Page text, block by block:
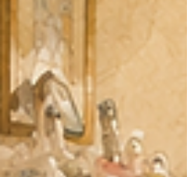
「住環境サポート」のリアルをご覧ください。 ■ ご相談の
背景：離れて暮らす娘様の決断とブログからのご縁 大阪
内のマンションでお一人暮らしをされていた60代のお母
が、脳梗塞を患い緊急入院されました。 幸いにも退院を
えることになりましたが、今後の暮らしや安全面を考慮
し、娘様がお住まいの少し離れた県へお引越しされるこ
が決まりました。 離れて暮らす親の転居に大きな不安を
える中、娘様が弊社のブログをお読みになり、「ここな
親の体調や気持ちに寄り添って、安心して任せられる」
強くご希